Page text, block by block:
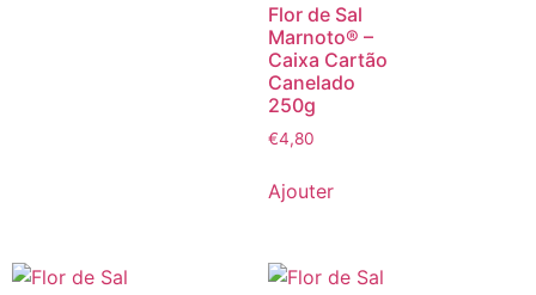
Flor de Sal
Marnoto® –
Caixa Cartão
Canelado
250g
€4,80
Ajouter